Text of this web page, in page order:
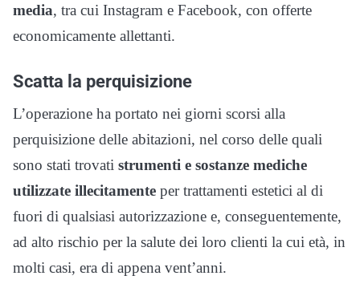
media, tra cui Instagram e Facebook, con offerte
economicamente allettanti.
Scatta la perquisizione
L’operazione ha portato nei giorni scorsi alla
perquisizione delle abitazioni, nel corso delle quali
sono stati trovati strumenti e sostanze mediche
utilizzate illecitamente per trattamenti estetici al di
fuori di qualsiasi autorizzazione e, conseguentemente,
ad alto rischio per la salute dei loro clienti la cui età, in
molti casi, era di appena vent’anni.